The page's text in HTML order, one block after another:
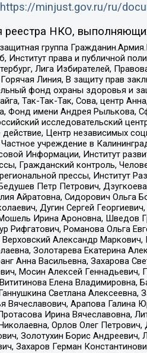
https://minjust.gov.ru/ru/
реестра НКО,
группа
Институт права и публичной
Лига Избирателей,
Линия, В защиту прав
фонд охраны здоровья и
Так-Так-Так, Сова, центр
Фонд имени Андрея Рылькова,
исследовательский
действие, Центр независимых
Частное учреждение в
Информации, Институт
Гражданский контроль,
прессы, Институт
Петр Петрович,
Айратовна, Сидорович Ольга
Дугин Сергей
Ирина Ароновна, Шведов
Рифгатович, Романова Ольга
Верховский Александр
Золотарева Екатерина
Анна Васильевна, Захарова
Мосин Алексей Геннадьевич,
Елена Владимировна,
Светлана
Вячеславович, Арапова Галина
Ирина Вячеславовна,
Орлов Олег
Золотухин Борис
Захаров Герман